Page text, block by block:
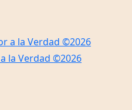
la Verdad ©2026